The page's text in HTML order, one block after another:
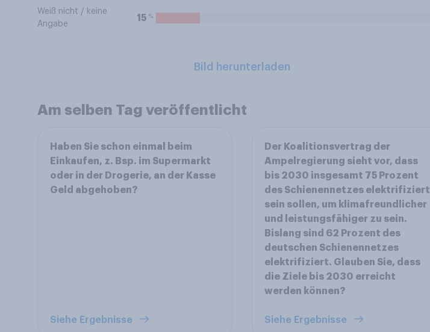
Weiß nicht / keine
Angabe
15 %
Bild herunterladen
Am selben Tag veröffentlicht
Haben Sie schon einmal beim
Einkaufen, z. Bsp. im Supermarkt
oder in der Drogerie, an der Kasse
Geld abgehoben?
Siehe Ergebnisse
Der Koalitionsvertrag der
Ampelregierung sieht vor, dass
bis 2030 insgesamt 75 Prozent
des Schienennetzes elektrifiziert
sein sollen, um klimafreundlicher
und leistungsfähiger zu sein.
Bislang sind 62 Prozent des
deutschen Schienennetzes
elektrifiziert. Glauben Sie, dass
die Ziele bis 2030 erreicht
werden können?
Siehe Ergebnisse